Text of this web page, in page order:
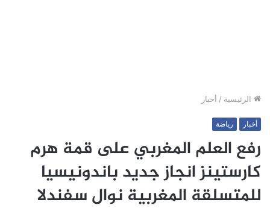
الرئيسية / أخبار
أخبار رياضة
رفع العلم المغربي على قمة هرم
كارستينز انجاز جديد باندونيسيا
للمتسلقة المغربية نوال سفندلا